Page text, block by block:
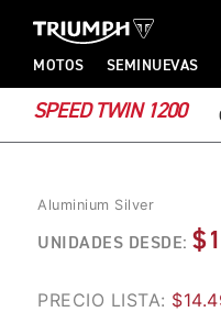
MOTOS SEMINUEVAS
SPEED TWIN 1200
Aluminium Silver
UNIDADES DESDE:
PRECIO LISTA: